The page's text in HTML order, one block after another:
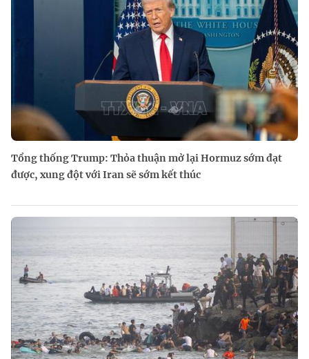
Tổng thống Trump: Thỏa thuận mở lại Hormuz sớm đạt
được, xung đột với Iran sẽ sớm kết thúc